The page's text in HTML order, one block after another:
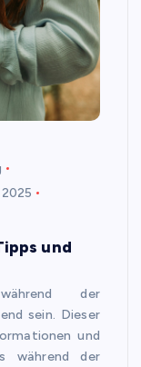
und
der
sein. Dieser
und
während der